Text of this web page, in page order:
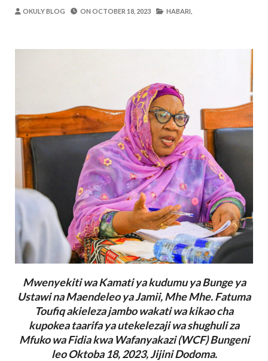
WMA YAENDELEA KUTOA ELIMU YA
NAIBU WAZIRI CHANDE
OSCAR ASSENGA-Aug 06 2026
TBS YATOA ELIMU YA UBORA WA
OSCAR ASSENGA-Aug 06 2026
WAZIRI AWESO AAGIZA MILIONI 508
MSUMBA-Aug 06 2026
OKULY BLOG ON OCTOBER 18, 2023 HABARI,
Mwenyekiti wa Kamati ya kudumu ya Bunge ya
Ustawi na Maendeleo ya Jamii, Mhe Mhe. Fatuma
Toufiq akieleza jambo wakati wa kikao cha
kupokea taarifa ya utekelezaji wa shughuli za
Mfuko wa Fidia kwa Wafanyakazi (WCF) Bungeni
leo Oktoba 18, 2023, Jijini Dodoma.